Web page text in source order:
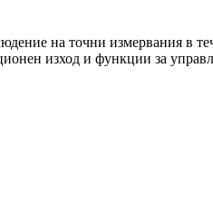
на точни измервания в
изход и функции за